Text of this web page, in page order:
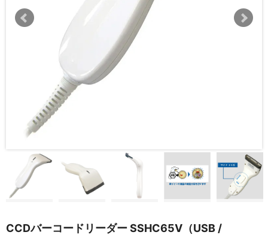
CCDバーコードリーダー SSHC65V（USB /